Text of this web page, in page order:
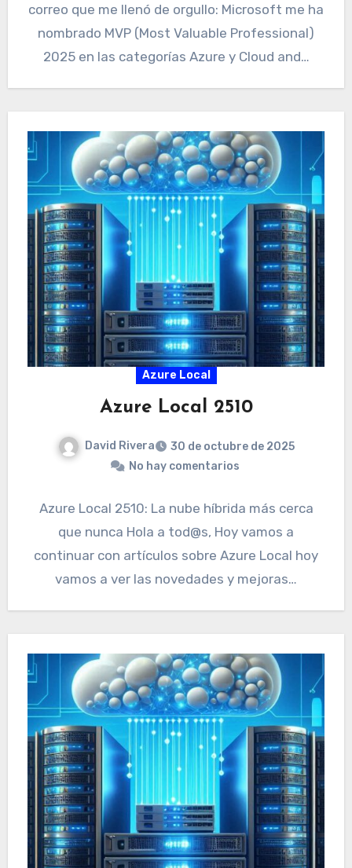
correo que me llenó de orgullo: Microsoft me ha
nombrado MVP (Most Valuable Professional)
2025 en las categorías Azure y Cloud and…
Azure Local
Azure Local 2510
David Rivera
30 de octubre de 2025
No hay comentarios
Azure Local 2510: La nube híbrida más cerca
que nunca Hola a tod@s, Hoy vamos a
continuar con artículos sobre Azure Local hoy
vamos a ver las novedades y mejoras…